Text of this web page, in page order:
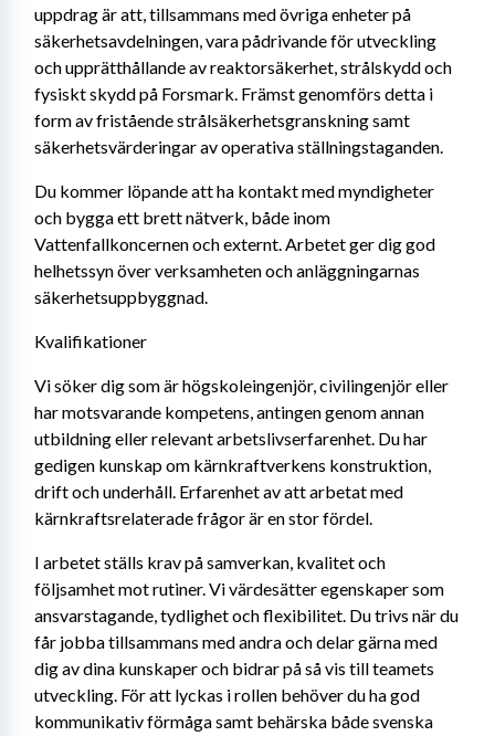
uppdrag är att, tillsammans med övriga enheter på
säkerhetsavdelningen, vara pådrivande för utveckling
och upprätthållande av reaktorsäkerhet, strålskydd och
fysiskt skydd på Forsmark. Främst genomförs detta i
form av fristående strålsäkerhetsgranskning samt
säkerhetsvärderingar av operativa ställningstaganden.
Du kommer löpande att ha kontakt med myndigheter
och bygga ett brett nätverk, både inom
Vattenfallkoncernen och externt. Arbetet ger dig god
helhetssyn över verksamheten och anläggningarnas
säkerhetsuppbyggnad.
Kvalifikationer
Vi söker dig som är högskoleingenjör, civilingenjör eller
har motsvarande kompetens, antingen genom annan
utbildning eller relevant arbetslivserfarenhet. Du har
gedigen kunskap om kärnkraftverkens konstruktion,
drift och underhåll. Erfarenhet av att arbetat med
kärnkraftsrelaterade frågor är en stor fördel.
I arbetet ställs krav på samverkan, kvalitet och
följsamhet mot rutiner. Vi värdesätter egenskaper som
ansvarstagande, tydlighet och flexibilitet. Du trivs när du
får jobba tillsammans med andra och delar gärna med
dig av dina kunskaper och bidrar på så vis till teamets
utveckling. För att lyckas i rollen behöver du ha god
kommunikativ förmåga samt behärska både svenska